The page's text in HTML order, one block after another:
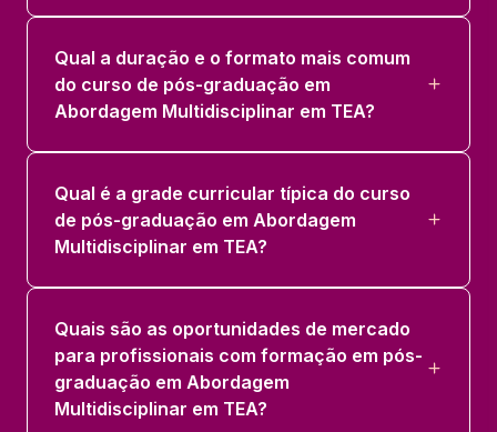
36 horas
MEDIACAO ESCOLAR
36 horas
36 horas
Qual a duração e o formato mais comum
do curso de pós-graduação em
Abordagem Multidisciplinar em TEA?
Qual é a grade curricular típica do curso
de pós-graduação em Abordagem
Multidisciplinar em TEA?
Quais são as oportunidades de mercado
para profissionais com formação em pós-
graduação em Abordagem
Multidisciplinar em TEA?